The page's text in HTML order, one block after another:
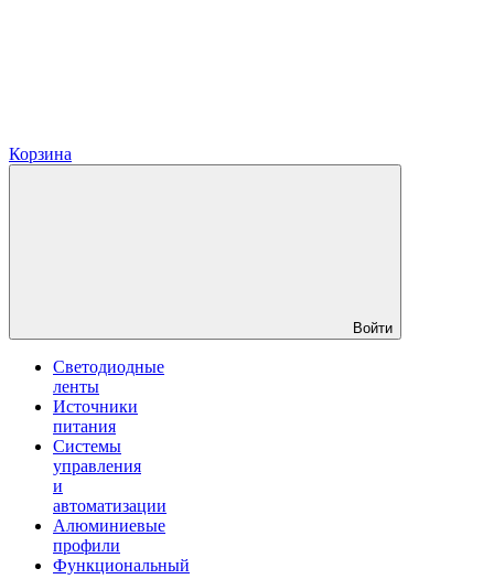
Корзина
Войти
Светодиодные
ленты
Источники
питания
Системы
управления
и
автоматизации
Алюминиевые
профили
Функциональный